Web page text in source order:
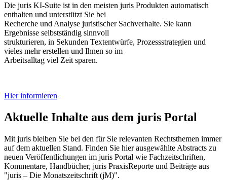
Die juris KI-Suite ist in den meisten juris Produkten automatisch
enthalten und unterstützt Sie bei
Recherche und Analyse juristischer Sachverhalte. Sie kann
Ergebnisse selbstständig sinnvoll
strukturieren, in Sekunden Textentwürfe, Prozessstrategien und
vieles mehr erstellen und Ihnen so im
Arbeitsalltag viel Zeit sparen.
Hier informieren
Aktuelle Inhalte aus dem juris Portal
Mit juris bleiben Sie bei den für Sie relevanten Rechtsthemen immer
auf dem aktuellen Stand. Finden Sie hier ausgewählte Abstracts zu
neuen Veröffentlichungen im juris Portal wie Fachzeitschriften,
Kommentare, Handbücher, juris PraxisReporte und Beiträge aus
"juris – Die Monatszeitschrift (jM)".